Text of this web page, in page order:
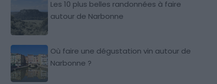
Les 10 plus belles randonnées à faire
autour de Narbonne
Où faire une dégustation vin autour de
Narbonne ?